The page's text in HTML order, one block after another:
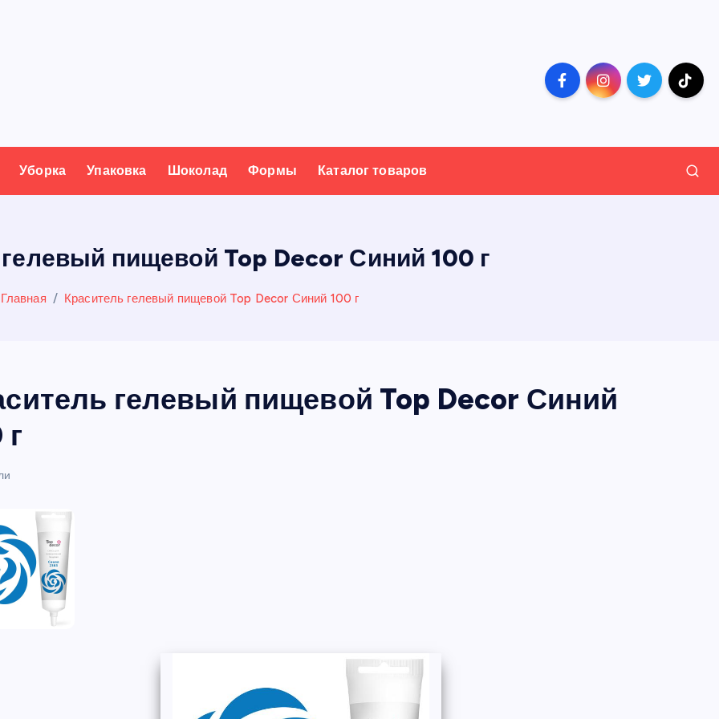
Уборка Упаковка Шоколад Формы Каталог товаров
пищевой Top Decor Синий 100 г
Главная Краситель гелевый пищевой Top Decor Синий 100 г
гелевый пищевой Top Decor Синий
г